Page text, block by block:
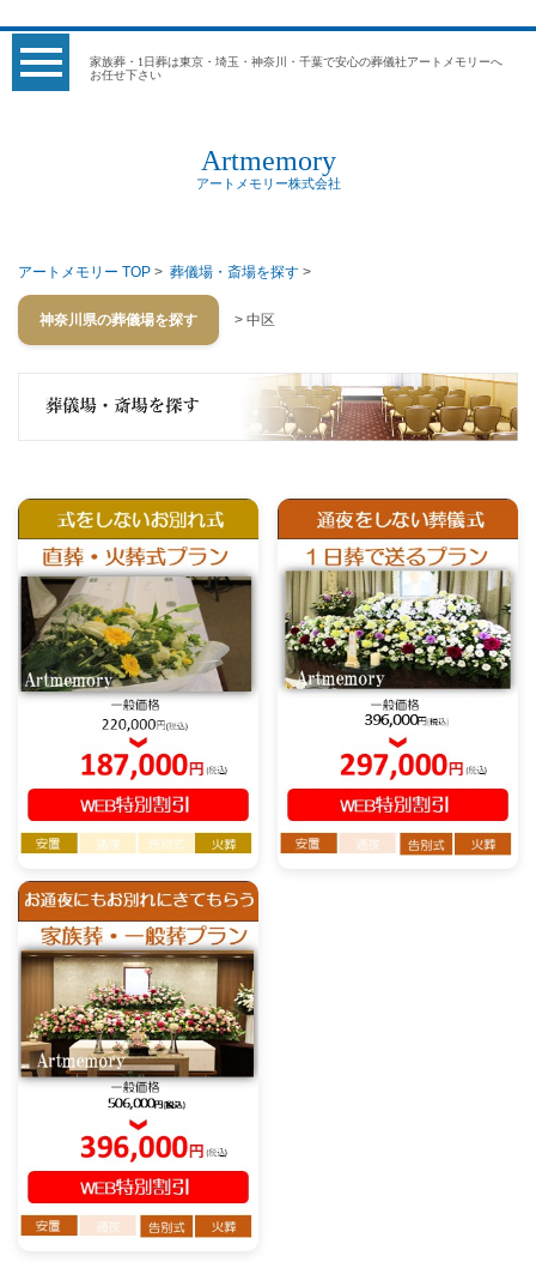
家族葬・1日葬は東京・埼玉・神奈川・千葉で安心の葬儀社アートメモリーへ
お任せ下さい
Artmemory
アートメモリー株式会社
アートメモリー TOP > 葬儀場・斎場を探す >
神奈川県の葬儀場を探す > 中区